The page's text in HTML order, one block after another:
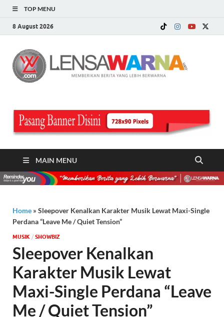
TOP MENU
8 August 2026
MAIN MENU
Home » Sleepover Kenalkan Karakter Musik Lewat Maxi-Single
Perdana “Leave Me / Quiet Tension”
MUSIK / ‎SHOWBIZ
Sleepover Kenalkan
Karakter Musik Lewat
Maxi-Single Perdana “Leave
Me / Quiet Tension”